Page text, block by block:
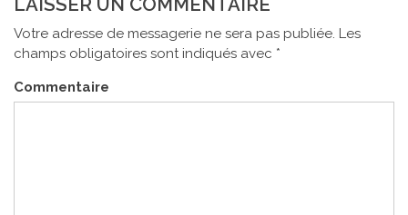
LAISSER UN COMMENTAIRE
Votre adresse de messagerie ne sera pas publiée. Les
champs obligatoires sont indiqués avec *
Commentaire